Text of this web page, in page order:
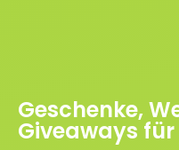
Geschenke,
Giveaways